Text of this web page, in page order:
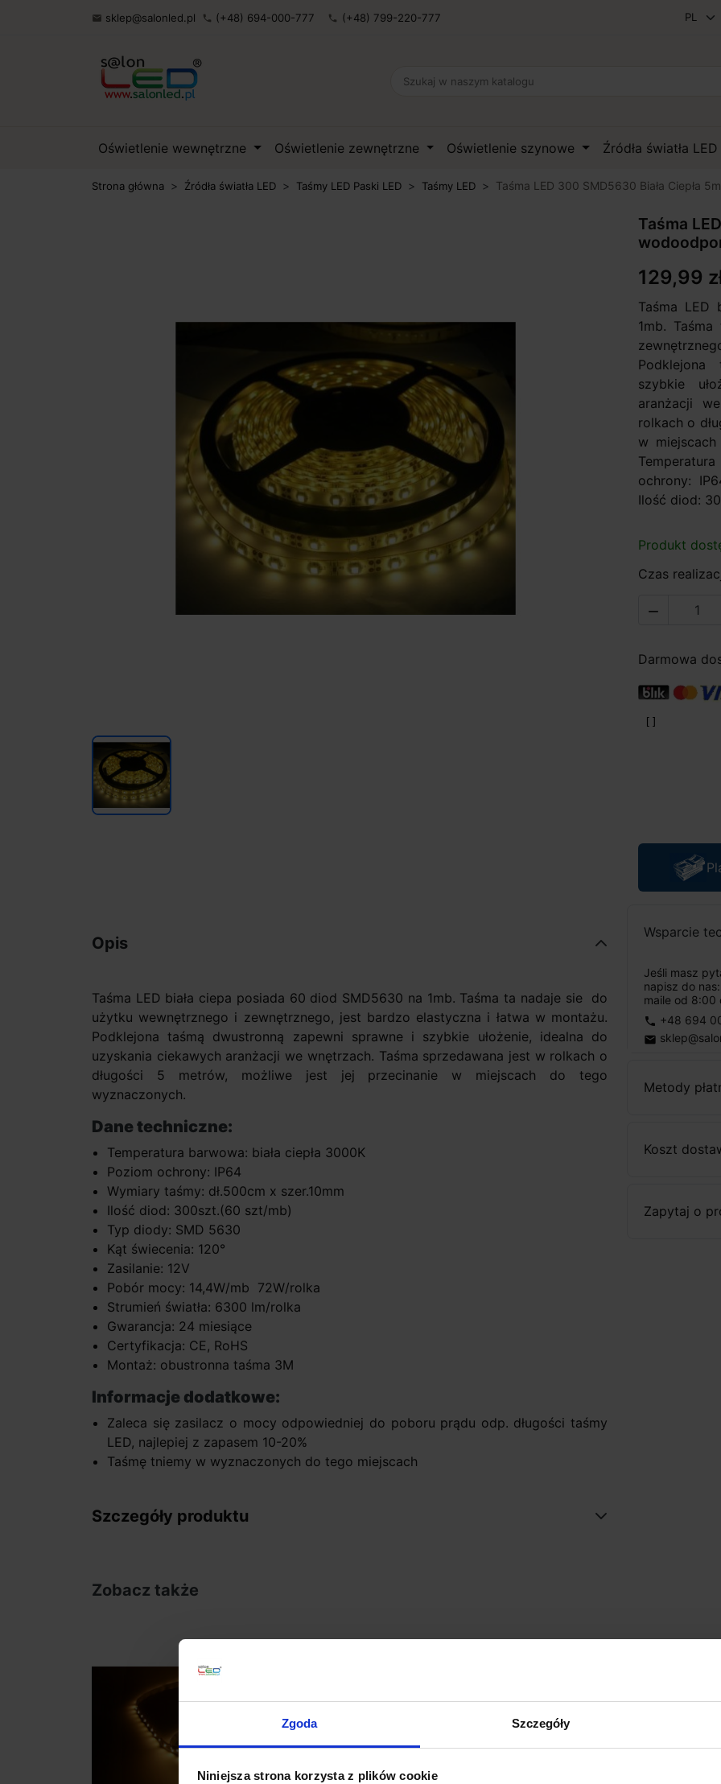
Zgoda Szczegóły
Niniejsza strona korzysta z plików cookie
 sklep@salonled.pl phone (+48) 694-000-777 phone (+48) 799-220-777
Oświetlenie wewnętrzne Oświetlenie zewnętrzne Oświetlenie szynowe Źródła światła LED
Strona główna Źródła światła LED Taśmy LED Paski LED Taśmy LED Taśma LED 300 SMD5630 Biała Ciepła
Taśma
129,99
Taśma LED
1mb.
szybkie
aranżacji
rolkach o
w
ochrony:
Ilość diod:
Produkt
Czas

Darmowa
Wsparcie
Jeśli masz
napisz do
maile od 8:00
phone +48 694
email
Metody
Koszt
Zapytaj o
Opis
Taśma LED biała ciepa posiada 60 diod SMD5630 na 1mb. Taśma ta nadaje sie do
użytku wewnętrznego i zewnętrznego, jest bardzo elastyczna i łatwa w montażu.
Podklejona taśmą dwustronną zapewni sprawne i szybkie ułożenie, idealna do
uzyskania ciekawych aranżacji we wnętrzach. Taśma sprzedawana jest w rolkach o
długości 5 metrów, możliwe jest jej przecinanie w miejscach do tego
wyznaczonych.
Dane techniczne:
Temperatura barwowa: biała ciepła 3000K
Poziom ochrony: IP64
Wymiary taśmy: dł.500cm x szer.10mm
Ilość diod: 300szt.(60 szt/mb)
Typ diody: SMD 5630
Kąt świecenia: 120°
Zasilanie: 12V
Pobór mocy: 14,4W/mb 72W/rolka
Strumień światła: 6300 lm/rolka
Gwarancja: 24 miesiące
Certyfikacja: CE, RoHS
Montaż: obustronna taśma 3M
Informacje dodatkowe:
Zaleca się zasilacz o mocy odpowiedniej do poboru prądu odp. długości taśmy
LED, najlepiej z zapasem 10-20%
Taśmę tniemy w wyznaczonych do tego miejscach
Szczegóły produktu
Zobacz także